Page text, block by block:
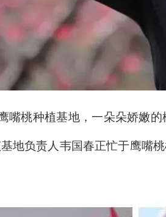
嘴桃种植基地，一朵朵娇嫩
地负责人韦国春正忙于鹰嘴